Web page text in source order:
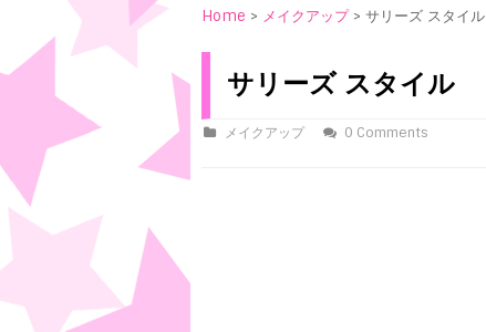
Home > メイクアップ> サリーズ スタイル
サリーズ スタイル
メイクアップ 0 Comments